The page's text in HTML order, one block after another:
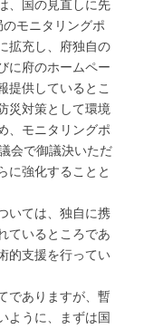
、国の見直しに先
モニタリングポ
拡充し、府独自の
に府のホームペー
提供しているとこ
災対策として環境
、モニタリングポ
会で御議決いただ
に強化することと
いては、独自に携
ているところであ
的支援を行ってい
でありますが、暫
ように、まずは国